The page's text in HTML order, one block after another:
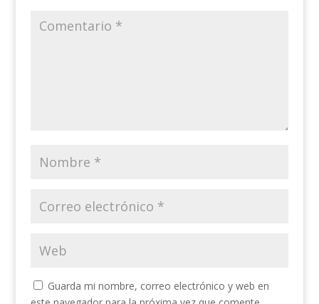
Guarda mi nombre, correo electrónico y web en